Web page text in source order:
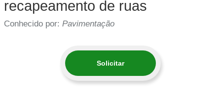
recapeamento de ruas
Conhecido por: Pavimentação
Solicitar